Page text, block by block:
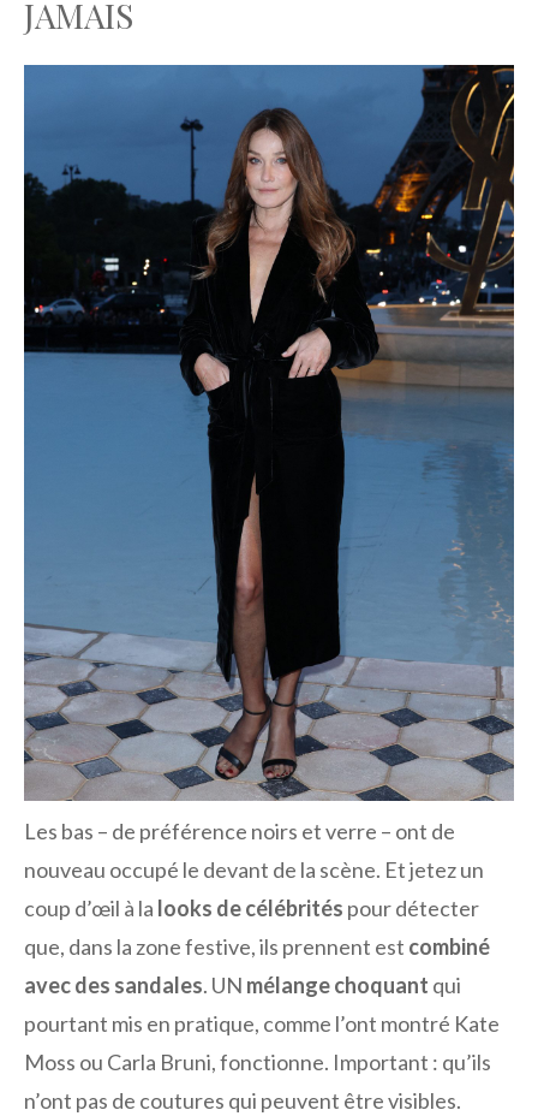
JAMAIS
Les bas – de préférence noirs et verre – ont de
nouveau occupé le devant de la scène. Et jetez un
coup d’œil à la looks de célébrités pour détecter
que, dans la zone festive, ils prennent est combiné
avec des sandales. UN mélange choquant qui
pourtant mis en pratique, comme l’ont montré Kate
Moss ou Carla Bruni, fonctionne. Important : qu’ils
n’ont pas de coutures qui peuvent être visibles.